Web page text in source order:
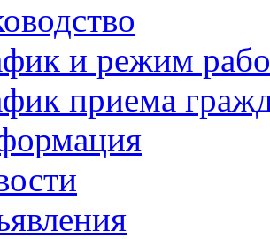
и режим
приема